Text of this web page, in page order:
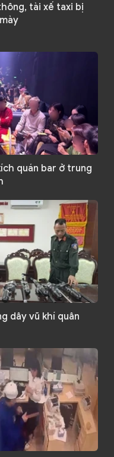
tài xế taxi bị
quán bar ở trung
dây vũ khí quân